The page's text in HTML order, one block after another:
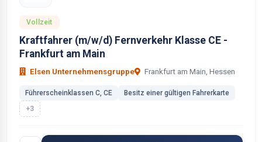
Vollzeit
Kraftfahrer (m/w/d) Fernverkehr Klasse CE -
Frankfurt am Main
Elsen Unternehmensgruppe Frankfurt am Main, Hessen
Führerscheinklassen C, CE
Besitz einer gültigen Fahrerkarte
+3